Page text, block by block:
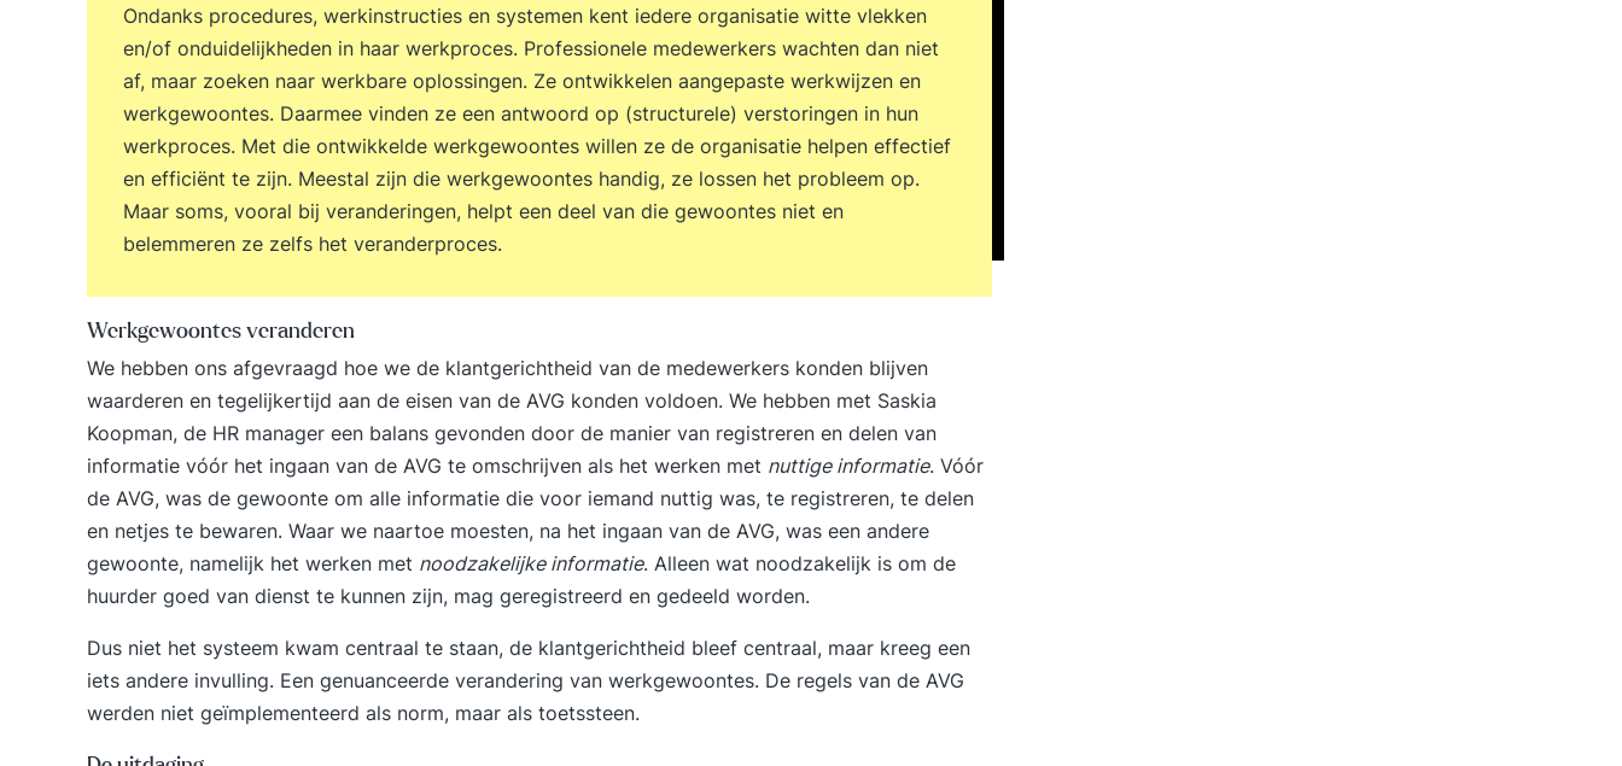
Ondanks procedures, werkinstructies en systemen kent iedere organisatie witte vlekken
en/of onduidelijkheden in haar werkproces. Professionele medewerkers wachten dan niet
af, maar zoeken naar werkbare oplossingen. Ze ontwikkelen aangepaste werkwijzen en
werkgewoontes. Daarmee vinden ze een antwoord op (structurele) verstoringen in hun
werkproces. Met die ontwikkelde werkgewoontes willen ze de organisatie helpen effectief
en efficiënt te zijn. Meestal zijn die werkgewoontes handig, ze lossen het probleem op.
Maar soms, vooral bij veranderingen, helpt een deel van die gewoontes niet en
belemmeren ze zelfs het veranderproces.
Werkgewoontes veranderen
We hebben ons afgevraagd hoe we de klantgerichtheid van de medewerkers konden blijven
waarderen en tegelijkertijd aan de eisen van de AVG konden voldoen. We hebben met Saskia
Koopman, de HR manager een balans gevonden door de manier van registreren en delen van
informatie vóór het ingaan van de AVG te omschrijven als het werken met nuttige informatie. Vóór
de AVG, was de gewoonte om alle informatie die voor iemand nuttig was, te registreren, te delen
en netjes te bewaren. Waar we naartoe moesten, na het ingaan van de AVG, was een andere
gewoonte, namelijk het werken met noodzakelijke informatie. Alleen wat noodzakelijk is om de
huurder goed van dienst te kunnen zijn, mag geregistreerd en gedeeld worden.
Dus niet het systeem kwam centraal te staan, de klantgerichtheid bleef centraal, maar kreeg een
iets andere invulling. Een genuanceerde verandering van werkgewoontes. De regels van de AVG
werden niet geïmplementeerd als norm, maar als toetssteen.